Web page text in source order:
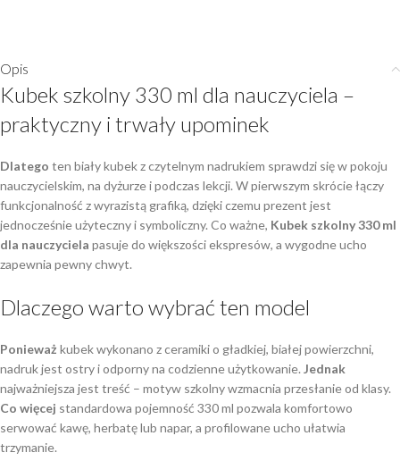
Opis
Kubek szkolny 330 ml dla nauczyciela –
praktyczny i trwały upominek
Dlatego ten biały kubek z czytelnym nadrukiem sprawdzi się w pokoju
nauczycielskim, na dyżurze i podczas lekcji. W pierwszym skrócie łączy
funkcjonalność z wyrazistą grafiką, dzięki czemu prezent jest
jednocześnie użyteczny i symboliczny. Co ważne, Kubek szkolny 330 ml
dla nauczyciela pasuje do większości ekspresów, a wygodne ucho
zapewnia pewny chwyt.
Dlaczego warto wybrać ten model
Ponieważ kubek wykonano z ceramiki o gładkiej, białej powierzchni,
nadruk jest ostry i odporny na codzienne użytkowanie.Jednak
najważniejsza jest treść – motyw szkolny wzmacnia przesłanie od klasy.
Co więcej standardowa pojemność 330 ml pozwala komfortowo
serwować kawę, herbatę lub napar, a profilowane ucho ułatwia
trzymanie.